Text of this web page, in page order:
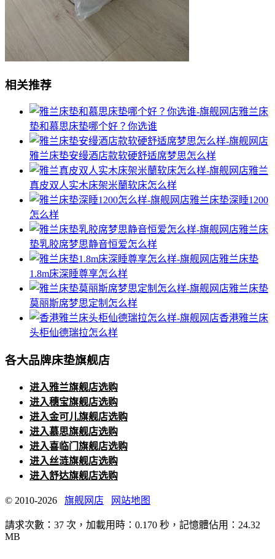
相关推荐
雅兰床
垫和慕思床垫哪个好？你选谁
雅兰床垫安缦酒店款软硬舒适席梦思怎么样
雅兰
真皮双人实木床架米蘭软床怎么样
雅兰床垫深睡1200
怎么样
雅兰床
垫乳胶席梦思静音恒爱怎么样
雅兰床垫
1.8m床深睡尊享怎么样
雅兰床垫
莫丽斯席梦思定制怎么样
香港雅兰床
头柜仙德瑞拉怎么样
各大品牌床垫旗舰店
进入雅兰旗舰店选购
进入穗宝旗舰店选购
进入金可儿旗舰店选购
进入慕思旗舰店选购
进入喜临门旗舰店选购
进入丝涟旗舰店选购
进入舒达旗舰店选购
© 2010-2026 旗舰网店 网站地图
請求次數：37 次，加載用時：0.170 秒，記憶體佔用：24.32
MB